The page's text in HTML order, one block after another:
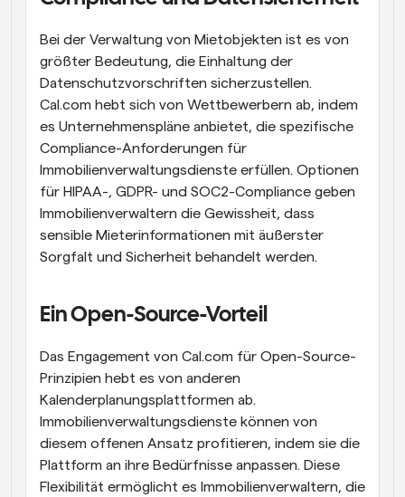
Bei der Verwaltung von Mietobjekten ist es von
größter Bedeutung, die Einhaltung der
Datenschutzvorschriften sicherzustellen.
Cal.com hebt sich von Wettbewerbern ab, indem
es Unternehmenspläne anbietet, die spezifische
Compliance-Anforderungen für
Immobilienverwaltungsdienste erfüllen. Optionen
für HIPAA-, GDPR- und SOC2-Compliance geben
Immobilienverwaltern die Gewissheit, dass
sensible Mieterinformationen mit äußerster
Sorgfalt und Sicherheit behandelt werden.
Ein Open-Source-Vorteil
Das Engagement von Cal.com für Open-Source-
Prinzipien hebt es von anderen
Kalenderplanungsplattformen ab.
Immobilienverwaltungsdienste können von
diesem offenen Ansatz profitieren, indem sie die
Plattform an ihre Bedürfnisse anpassen. Diese
Flexibilität ermöglicht es Immobilienverwaltern, die